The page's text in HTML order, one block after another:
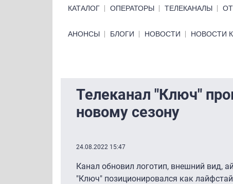
КАТАЛОГ ОПЕРАТОРЫ ТЕЛЕКАНАЛЫ
Primary links bottom
АНОНСЫ БЛОГИ НОВОСТИ НОВОСТИ
Телеканал "Ключ"
новому сезону
24.08.2022 15:47
Канал обновил логотип, внешний вид,
"Ключ" позиционировался как